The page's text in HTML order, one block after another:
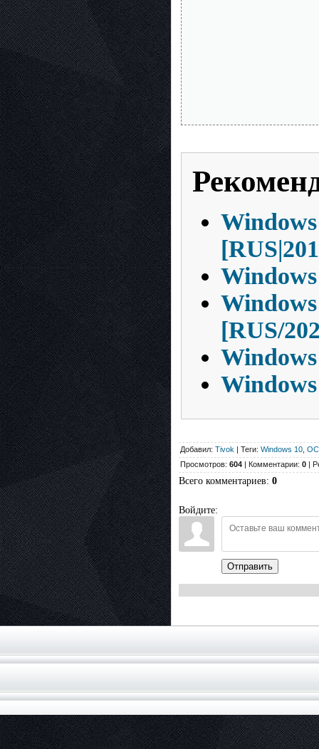
[RUS/
Добавил: Tivok | Теги: Windows 10 ОС
Просмотров: 604 | Комментарии: 0 |
Всего комментариев: 0
Войдите:
Отправить